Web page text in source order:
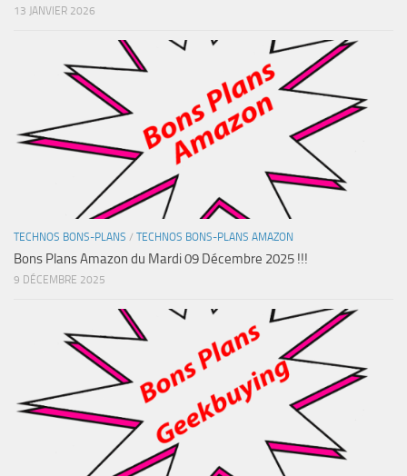
13 JANVIER 2026
TECHNOS BONS-PLANS / TECHNOS BONS-PLANS AMAZON
Bons Plans Amazon du Mardi 09 Décembre 2025 !!!
9 DÉCEMBRE 2025